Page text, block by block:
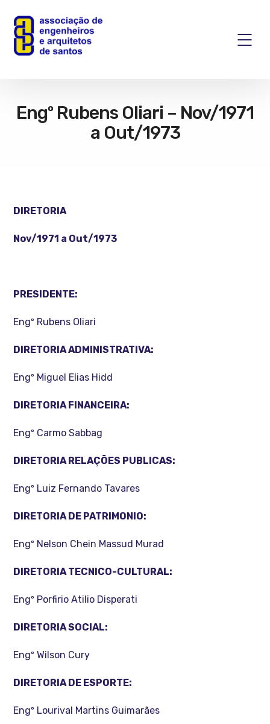
Engº Rubens Oliari – Nov/1971
a Out/1973
DIRETORIA
Nov/1971 a Out/1973
PRESIDENTE:
Engº Rubens Oliari
DIRETORIA ADMINISTRATIVA:
Engº Miguel Elias Hidd
DIRETORIA FINANCEIRA:
Engº Carmo Sabbag
DIRETORIA RELAÇÕES PUBLICAS:
Engº Luiz Fernando Tavares
DIRETORIA DE PATRIMONIO:
Engº Nelson Chein Massud Murad
DIRETORIA TECNICO-CULTURAL:
Engº Porfirio Atilio Disperati
DIRETORIA SOCIAL:
Engº Wilson Cury
DIRETORIA DE ESPORTE:
Engº Lourival Martins Guimarães